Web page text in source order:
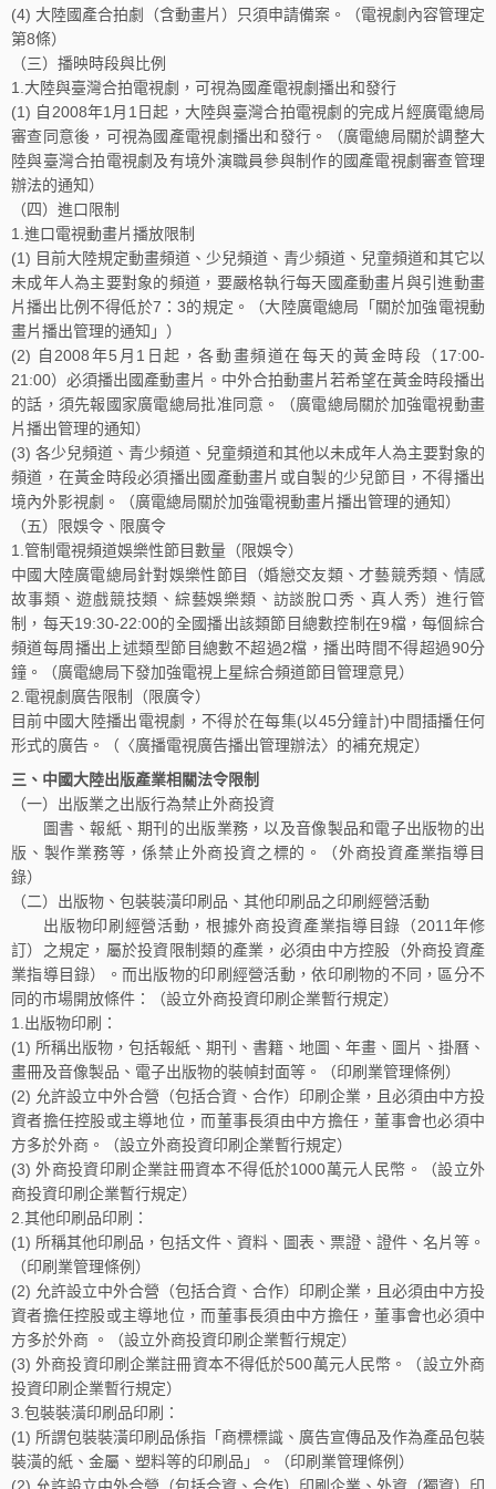
(4) 大陸國產合拍劇（含動畫片）只須申請備案。（電視劇內容管理定
第8條）
（三）播映時段與比例
1.大陸與臺灣合拍電視劇，可視為國產電視劇播出和發行
(1) 自2008年1月1日起，大陸與臺灣合拍電視劇的完成片經廣電總局
審查同意後，可視為國產電視劇播出和發行。（廣電總局關於調整大
陸與臺灣合拍電視劇及有境外演職員參與制作的國產電視劇審查管理
辦法的通知）
（四）進口限制
1.進口電視動畫片播放限制
(1) 目前大陸規定動畫頻道、少兒頻道、青少頻道、兒童頻道和其它以
未成年人為主要對象的頻道，要嚴格執行每天國產動畫片與引進動畫
片播出比例不得低於7：3的規定。（大陸廣電總局「關於加強電視動
畫片播出管理的通知」）
(2) 自2008年5月1日起，各動畫頻道在每天的黃金時段（17:00-
21:00）必須播出國產動畫片。中外合拍動畫片若希望在黃金時段播出
的話，須先報國家廣電總局批准同意。（廣電總局關於加強電視動畫
片播出管理的通知）
(3) 各少兒頻道、青少頻道、兒童頻道和其他以未成年人為主要對象的
頻道，在黃金時段必須播出國產動畫片或自製的少兒節目，不得播出
境內外影視劇。（廣電總局關於加強電視動畫片播出管理的通知）
（五）限娛令、限廣令
1.管制電視頻道娛樂性節目數量（限娛令）
中國大陸廣電總局針對娛樂性節目（婚戀交友類、才藝競秀類、情感
故事類、遊戲競技類、綜藝娛樂類、訪談脫口秀、真人秀）進行管
制，每天19:30-22:00的全國播出該類節目總數控制在9檔，每個綜合
頻道每周播出上述類型節目總數不超過2檔，播出時間不得超過90分
鐘。（廣電總局下發加強電視上星綜合頻道節目管理意見）
2.電視劇廣告限制（限廣令）
目前中國大陸播出電視劇，不得於在每集(以45分鐘計)中間插播任何
形式的廣告。（〈廣播電視廣告播出管理辦法〉的補充規定）
三、中國大陸出版產業相關法令限制
（一）出版業之出版行為禁止外商投資
圖書、報紙、期刊的出版業務，以及音像製品和電子出版物的出
版、製作業務等，係禁止外商投資之標的。（外商投資產業指導目
錄）
（二）出版物、包裝裝潢印刷品、其他印刷品之印刷經營活動
出版物印刷經營活動，根據外商投資產業指導目錄（2011年修
訂）之規定，屬於投資限制類的產業，必須由中方控股（外商投資產
業指導目錄）。而出版物的印刷經營活動，依印刷物的不同，區分不
同的市場開放條件：（設立外商投資印刷企業暫行規定）
1.出版物印刷：
(1) 所稱出版物，包括報紙、期刊、書籍、地圖、年畫、圖片、掛曆、
畫冊及音像製品、電子出版物的裝幀封面等。（印刷業管理條例）
(2) 允許設立中外合營（包括合資、合作）印刷企業，且必須由中方投
資者擔任控股或主導地位，而董事長須由中方擔任，董事會也必須中
方多於外商。（設立外商投資印刷企業暫行規定）
(3) 外商投資印刷企業註冊資本不得低於1000萬元人民幣。（設立外
商投資印刷企業暫行規定）
2.其他印刷品印刷：
(1) 所稱其他印刷品，包括文件、資料、圖表、票證、證件、名片等。
（印刷業管理條例）
(2) 允許設立中外合營（包括合資、合作）印刷企業，且必須由中方投
資者擔任控股或主導地位，而董事長須由中方擔任，董事會也必須中
方多於外商 。（設立外商投資印刷企業暫行規定）
(3) 外商投資印刷企業註冊資本不得低於500萬元人民幣。（設立外商
投資印刷企業暫行規定）
3.包裝裝潢印刷品印刷：
(1) 所謂包裝裝潢印刷品係指「商標標識、廣告宣傳品及作為產品包裝
裝潢的紙、金屬、塑料等的印刷品」。（印刷業管理條例）